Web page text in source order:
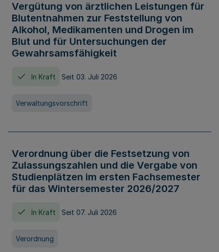
Vergütung von ärztlichen Leistungen für
Blutentnahmen zur Feststellung von
Alkohol, Medikamenten und Drogen im
Blut und für Untersuchungen der
Gewahrsamsfähigkeit
In Kraft Seit 03. Juli 2026
Verwaltungsvorschrift
Verordnung über die Festsetzung von
Zulassungszahlen und die Vergabe von
Studienplätzen im ersten Fachsemester
für das Wintersemester 2026/2027
In Kraft Seit 07. Juli 2026
Verordnung